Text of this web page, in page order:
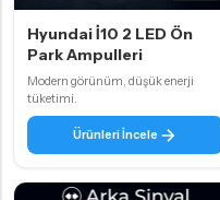
Hyundai İ10 2 LED Ön
Park Ampulleri
Modern görünüm, düşük enerji
tüketimi.
Ürünleri İncele